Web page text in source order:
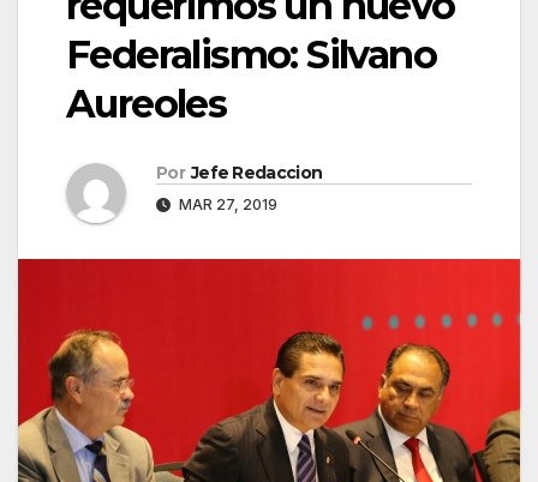
Federalismo: Silvano
Aureoles
Por Jefe Redaccion
MAR 27, 2019